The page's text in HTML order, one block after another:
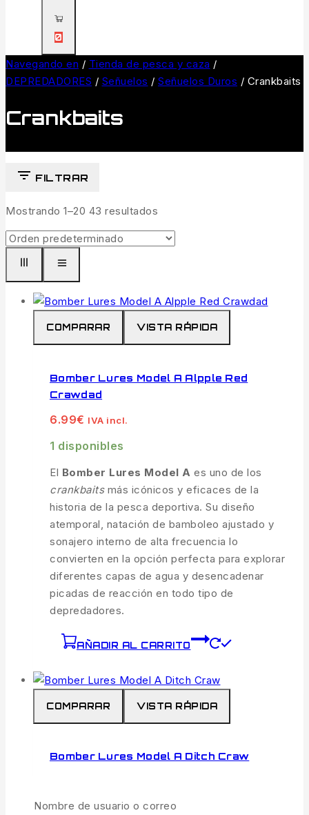
0
Navegando en / Tienda de pesca y caza /
DEPREDADORES / Señuelos / Señuelos Duros / Crankbaits
Crankbaits
FILTRAR
Mostrando 1–20 43 resultados
COMPARAR VISTA RÁPIDA
Bomber Lures Model A Alpple Red
Crawdad
6.99€ IVA incl.
1 disponibles
El Bomber Lures Model A es uno de los
crankbaitsmás icónicos y eficaces de la
historia de la pesca deportiva. Su diseño
atemporal, natación de bamboleo ajustado y
sonajero interno de alta frecuencia lo
convierten en la opción perfecta para explorar
diferentes capas de agua y desencadenar
picadas de reacción en todo tipo de
depredadores.
AÑADIR AL CARRITO
COMPARAR VISTA RÁPIDA
Bomber Lures Model A Ditch Craw
1 disponibles
Nombre de usuario o correo